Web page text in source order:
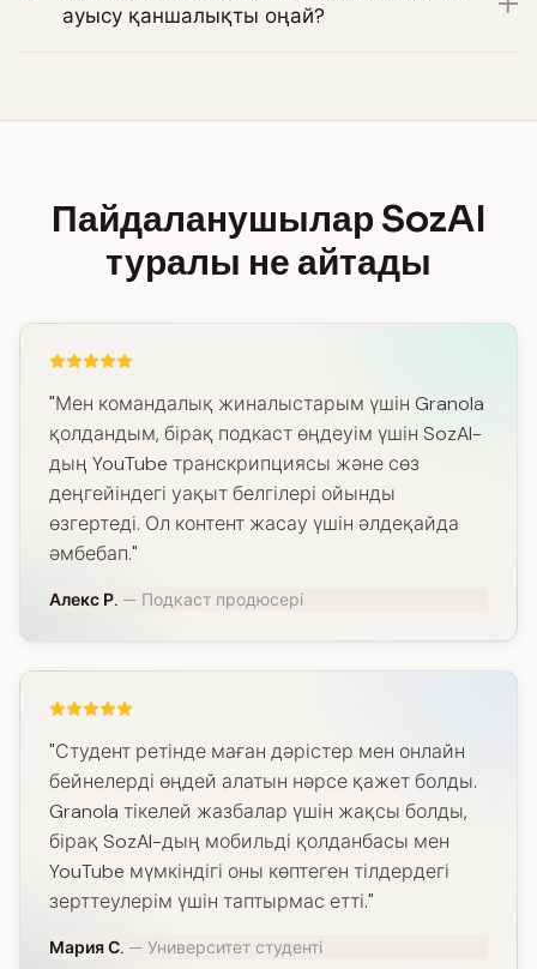
ауысу қаншалықты оңай?
Пайдаланушылар SozAI
туралы не айтады
"Мен командалық жиналыстарым үшін Granola
қолдандым, бірақ подкаст өңдеуім үшін SozAI-
дың YouTube транскрипциясы және сөз
деңгейіндегі уақыт белгілері ойынды
өзгертеді. Ол контент жасау үшін әлдеқайда
әмбебап."
Алекс Р. — Подкаст продюсері
"Студент ретінде маған дәрістер мен онлайн
бейнелерді өңдей алатын нәрсе қажет болды.
Granola тікелей жазбалар үшін жақсы болды,
бірақ SozAI-дың мобильді қолданбасы мен
YouTube мүмкіндігі оны көптеген тілдердегі
зерттеулерім үшін таптырмас етті."
Мария С. — Университет студенті